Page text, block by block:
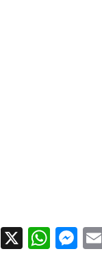
Facebook
X